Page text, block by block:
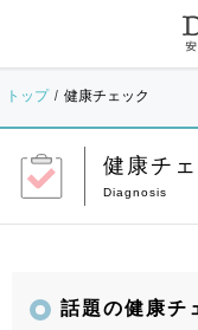
トップ 健康チェック
健康チ
話題の健康チ